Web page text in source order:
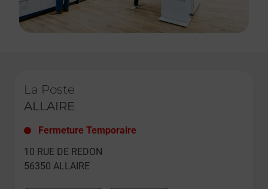
La Poste
ALLAIRE
Fermeture Temporaire
10 RUE DE REDON
56350 ALLAIRE